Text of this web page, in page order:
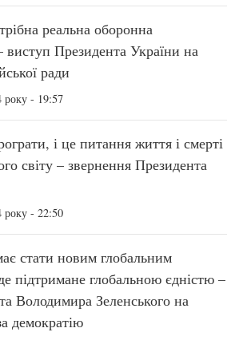
реальна оборонна
виступ Президента України на
ради
року - 19:57
і це питання життя і смерті
світу – звернення Президента
року - 22:50
стати новим глобальним
підтримане глобальною єдністю –
Володимира Зеленського на
демократію